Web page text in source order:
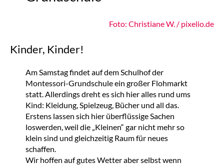
Foto: Christiane W. / pixelio.de
Kinder, Kinder!
Am Samstag findet auf dem Schulhof der
Montessori-Grundschule ein großer Flohmarkt
statt. Allerdings dreht es sich hier alles rund ums
Kind: Kleidung, Spielzeug, Bücher und all das.
Erstens lassen sich hier überflüssige Sachen
loswerden, weil die „Kleinen“ gar nicht mehr so
klein sind und gleichzeitig Raum für neues
schaffen.
Wir hoffen auf gutes Wetter aber selbst wenn